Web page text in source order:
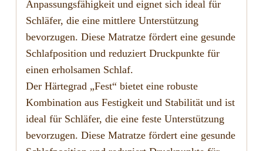
Anpassungsfähigkeit und eignet sich ideal für
Schläfer, die eine mittlere Unterstützung
bevorzugen. Diese Matratze fördert eine gesunde
Schlafposition und reduziert Druckpunkte für
einen erholsamen Schlaf.
Der Härtegrad „Fest“ bietet eine robuste
Kombination aus Festigkeit und Stabilität und ist
ideal für Schläfer, die eine feste Unterstützung
bevorzugen. Diese Matratze fördert eine gesunde